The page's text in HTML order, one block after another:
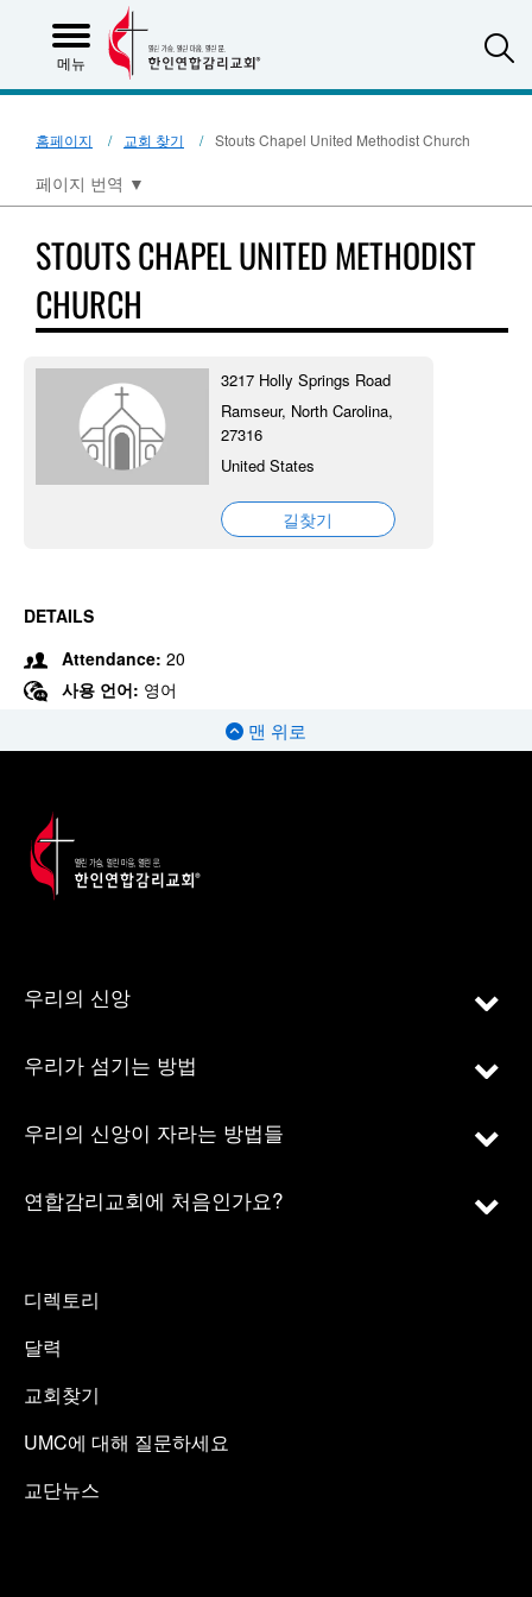
메뉴
홈페이지 교회 찾기 Stouts Chapel United Methodist Church
페이지 번역 ▼
STOUTS CHAPEL UNITED METHODIST
CHURCH
3217 Holly Springs Road
Ramseur, North Carolina,
27316
United States
길찾기
DETAILS
Attendance: 20
사용 언어: 영어
맨 위로
우리의 신앙
우리가 섬기는 방법
우리의 신앙이 자라는 방법들
연합감리교회에 처음인가요?
디렉토리
달력
교회찾기
UMC에 대해 질문하세요
교단뉴스